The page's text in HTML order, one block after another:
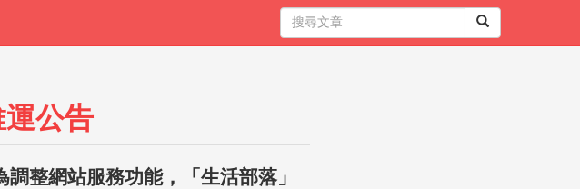
公告
整網站服務功能，「生活部落」